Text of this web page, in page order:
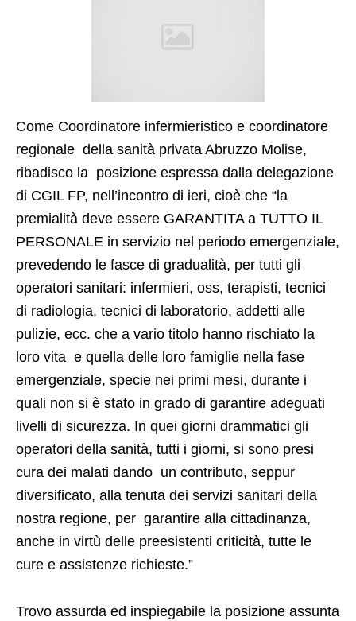
Come Coordinatore infermieristico e coordinatore
regionale della sanità privata Abruzzo Molise,
ribadisco la posizione espressa dalla delegazione
di CGIL FP, nell’incontro di ieri, cioè che “la
premialità deve essere GARANTITA a TUTTO IL
PERSONALE in servizio nel periodo emergenziale,
prevedendo le fasce di gradualità, per tutti gli
operatori sanitari: infermieri, oss, terapisti, tecnici
di radiologia, tecnici di laboratorio, addetti alle
pulizie, ecc. che a vario titolo hanno rischiato la
loro vita e quella delle loro famiglie nella fase
emergenziale, specie nei primi mesi, durante i
quali non si è stato in grado di garantire adeguati
livelli di sicurezza. In quei giorni drammatici gli
operatori della sanità, tutti i giorni, si sono presi
cura dei malati dando un contributo, seppur
diversificato, alla tenuta dei servizi sanitari della
nostra regione, per garantire alla cittadinanza,
anche in virtù delle preesistenti criticità, tutte le
cure e assistenze richieste.”
Trovo assurda ed inspiegabile la posizione assunta